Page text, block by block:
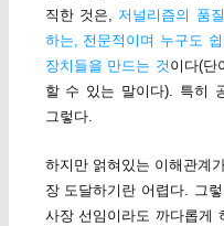
직한 것은, 저널리즘의 품
하는, 전문적이며 누구도
장치들을 만드는 것 이다(단
할 수 있는 말이다). 특히
그렇다.
하지만 얽혀있는 이해관계
장 도달하기란 어렵다. 그
사장 선임이라도 까다롭게